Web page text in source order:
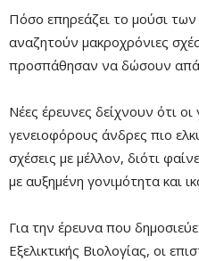
Πόσο επηρεάζει το μούσι
αναζητούν μακροχρόνιες
προσπάθησαν να δώσουν
Mute
Νέες έρευνες δείχνουν ότι
γενειοφόρους άνδρες πιο
σχέσεις με μέλλον, διότι
με αυξημένη γονιμότητα και
Για την έρευνα που
Εξελικτικής Βιολογίας, οι